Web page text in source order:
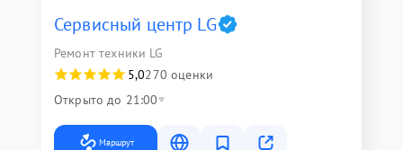
Сервисный центр LG
Ремонт техники LG
5,0270 оценки
Открыто до 21:00
Маршрут